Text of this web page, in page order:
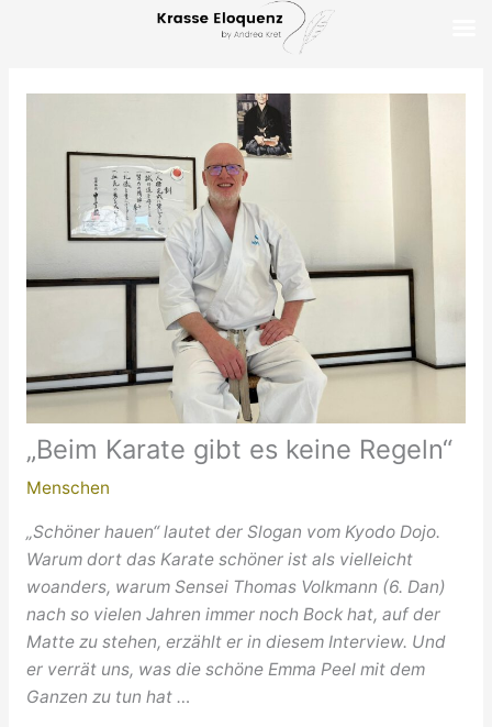
„Beim Karate gibt es keine Regeln“
Menschen
„Schöner hauen“ lautet der Slogan vom Kyodo Dojo.
Warum dort das Karate schöner ist als vielleicht
woanders, warum Sensei Thomas Volkmann (6. Dan)
nach so vielen Jahren immer noch Bock hat, auf der
Matte zu stehen, erzählt er in diesem Interview. Und
er verrät uns, was die schöne Emma Peel mit dem
Ganzen zu tun hat …